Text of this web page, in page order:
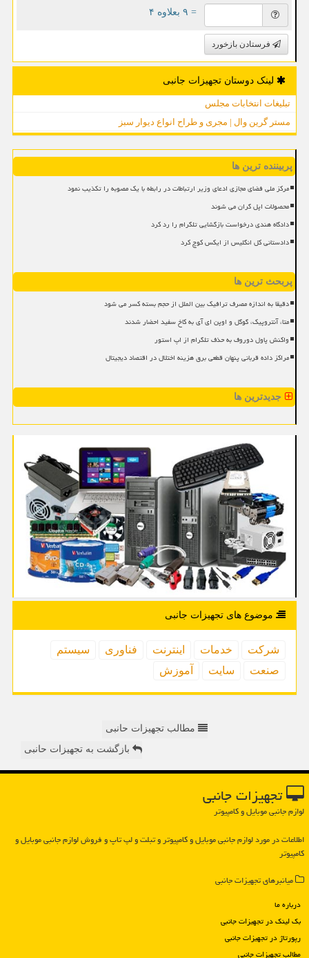
= ۹ بعلاوه ۴
فرستادن بازخورد
لینک دوستان تجهیزات جانبی
تبلیغات انتخابات مجلس
مستر گرین وال | مجری و طراح انواع دیوار سبز
پربیننده ترین ها
مرکز ملی فضای مجازی ادعای وزیر ارتباطات در رابطه با یک مصوبه را تکذیب نمود
محصولات اپل گران می شوند
دادگاه هندی درخواست بازگشایی تلگرام را رد کرد
دادستانی کل انگلیس از ایکس کوچ کرد
پربحث ترین ها
دقیقا به اندازه مصرف ترافیک بین الملل از حجم بسته کسر می شود
متا، آنتروپیک، گوگل و اوپن ای آی به کاخ سفید احضار شدند
واکنش پاول دوروف به حذف تلگرام از اپ استور
مراکز داده قربانی پنهان قطعی برق هزینه اختلال در اقتصاد دیجیتال
جدیدترین ها
موضوع های تجهیزات جانبی
شركت خدمات اینترنت فناوری
سیستم
صنعت
سایت آموزش
مطالب تجهیزات حانبی
بازگشت به تجهیزات حانبی
تجهیزات جانبی
لوازم جانبی موبایل و کامپیوتر
اطلاعات در مورد لوازم جانبی موبایل و كامپیوتر و تبلت و لپ تاپ و فروش لوازم جانبی موبایل و
كامپیوتر
میانبرهای تجهیزات جانبی
درباره ما
بک لینک در تجهیزات جانبی
رپورتاژ در تجهیزات جانبی
مطالب تجهیزات جانبی